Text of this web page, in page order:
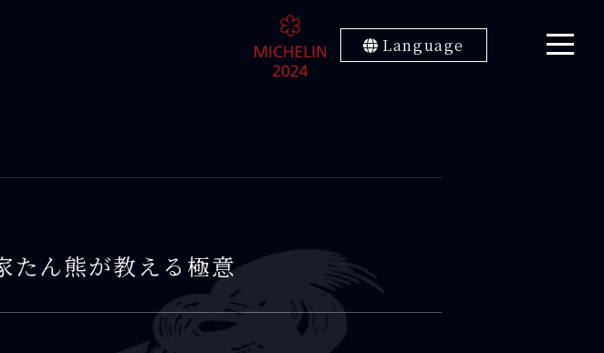
Language
たん熊が教える極意